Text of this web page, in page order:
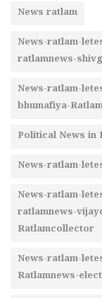
News ratlam
News-ratlam-
ratlamnews-
News-ratlam-
bhumafiya-
Political News in
News-ratlam-
News-ratlam-
ratlamnews-
Ratlamcollector
News-ratlam-
Ratlamnews-